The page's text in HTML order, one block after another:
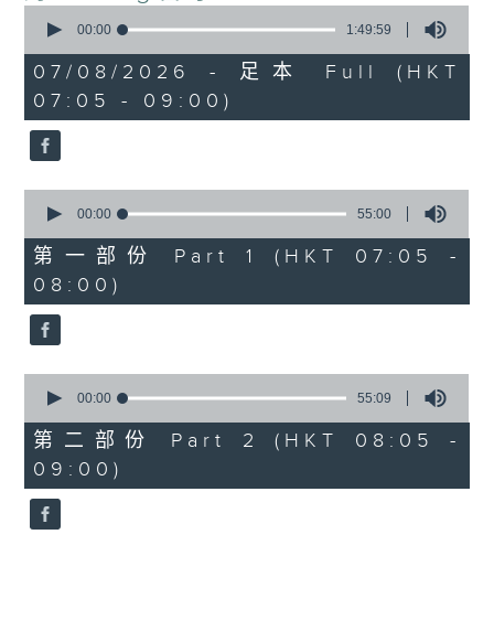
seconds
1
hour,
49
minutes,
59
seconds
00:00 1:49:59
07/08/2026 - 足本 Full (HKT
07:05 - 09:00)
seconds
55
minutes,
0
seconds
00:00 55:00
第一部份 Part 1 (HKT 07:05 -
08:00)
seconds
55
minutes,
9
seconds
00:00 55:09
第二部份 Part 2 (HKT 08:05 -
09:00)